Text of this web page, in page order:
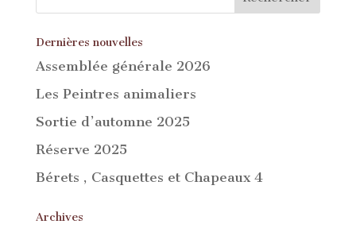
Dernières nouvelles
Assemblée générale 2026
Les Peintres animaliers
Sortie d’automne 2025
Réserve 2025
Bérets , Casquettes et Chapeaux 4
Archives